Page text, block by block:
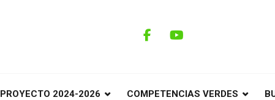
PROYECTO 2024-2026 COMPETENCIAS VERDES